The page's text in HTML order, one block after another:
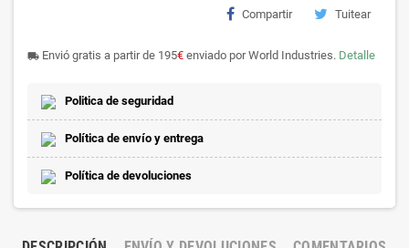
Compartir Tuitear
local_shipping Envió gratis a partir de 195€ enviado por World Industries. Detalle
Politica de seguridad
Política de envío y entrega
Política de devoluciones